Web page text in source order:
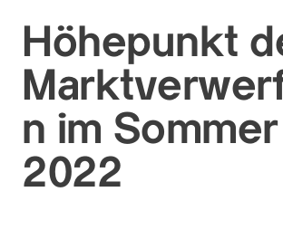
Höhepunkt
n im Sommer
2022